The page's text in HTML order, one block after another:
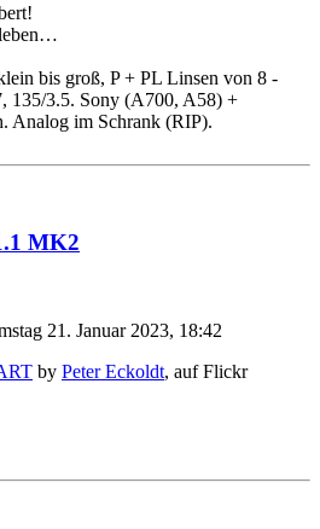
bis groß, P + PL Linsen von 8 -
135/3.5. Sony (A700, A58) +
Analog im Schrank (RIP).
MK2
21. Januar 2023, 18:42
by Peter Eckoldt, auf Flickr